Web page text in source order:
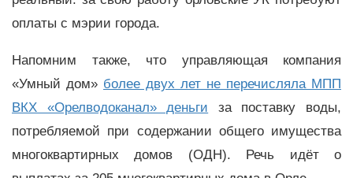
оплаты с мэрии города.
Напомним также, что управляющая компания
«Умный дом» более двух лет не перечисляла МПП
ВКХ «Орелводоканал» деньги за поставку воды,
потребляемой при содержании общего имущества
многоквартирных домов (ОДН). Речь идёт о